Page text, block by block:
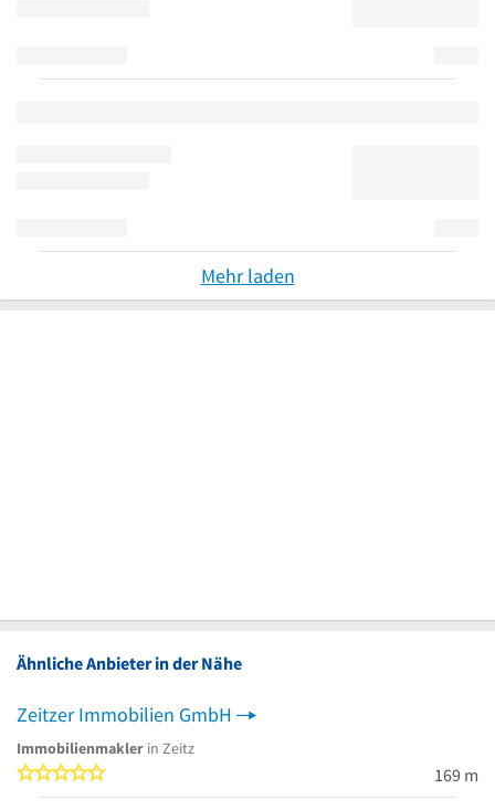
Mehr laden
Ähnliche Anbieter in der Nähe
Zeitzer Immobilien GmbH
Immobilienmakler in Zeitz
169 m